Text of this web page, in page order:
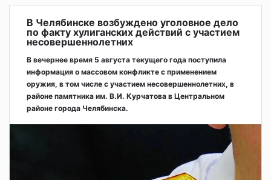
В Челябинске возбуждено уголовное дело
по факту хулиганских действий с участием
несовершеннолетних
В вечернее время 5 августа текущего года поступила
информация о массовом конфликте с применением
оружия, в том числе с участием несовершеннолетних, в
районе памятника им. В.И. Курчатова в Центральном
районе города Челябинска.